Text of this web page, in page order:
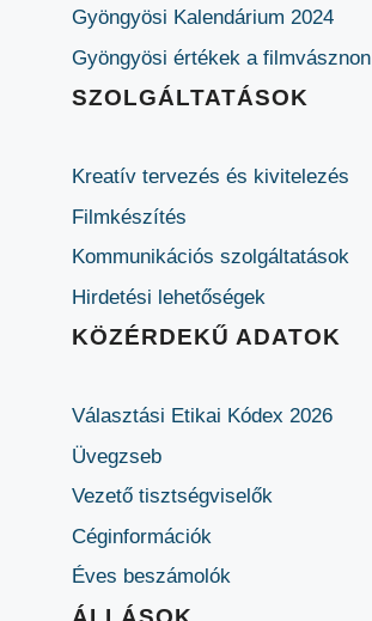
Gyöngyösi Kalendárium 2024
Gyöngyösi értékek a filmvásznon
SZOLGÁLTATÁSOK
Kreatív tervezés és kivitelezés
Filmkészítés
Kommunikációs szolgáltatások
Hirdetési lehetőségek
KÖZÉRDEKŰ ADATOK
Választási Etikai Kódex 2026
Üvegzseb
Vezető tisztségviselők
Céginformációk
Éves beszámolók